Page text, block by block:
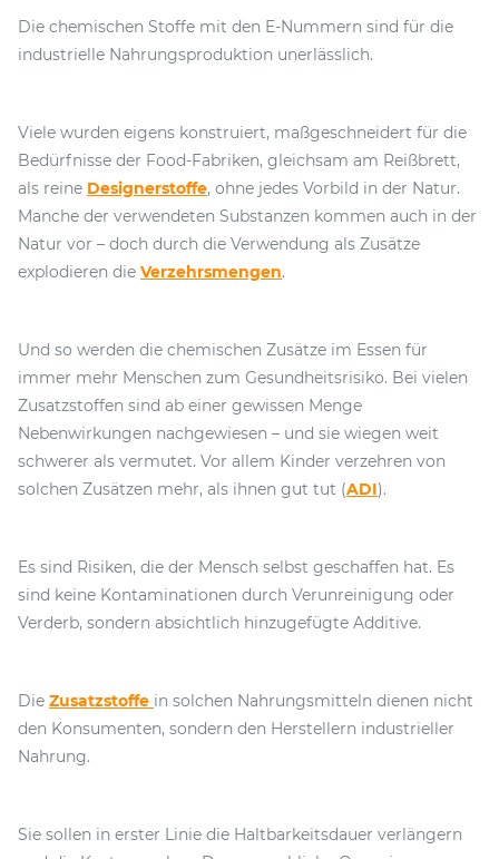
Die chemischen Stoffe mit den E-Nummern sind für die
industrielle Nahrungsproduktion unerlässlich.
Viele wurden eigens konstruiert, maßgeschneidert für die
Bedürfnisse der Food-Fabriken, gleichsam am Reißbrett,
als reine Designerstoffe, ohne jedes Vorbild in der Natur.
Manche der verwendeten Substanzen kommen auch in der
Natur vor – doch durch die Verwendung als Zusätze
explodieren die Verzehrsmengen.
Und so werden die chemischen Zusätze im Essen für
immer mehr Menschen zum Gesundheitsrisiko. Bei vielen
Zusatzstoffen sind ab einer gewissen Menge
Nebenwirkungen nachgewiesen – und sie wiegen weit
schwerer als vermutet. Vor allem Kinder verzehren von
solchen Zusätzen mehr, als ihnen gut tut (ADI).
Es sind Risiken, die der Mensch selbst geschaffen hat. Es
sind keine Kontaminationen durch Verunreinigung oder
Verderb, sondern absichtlich hinzugefügte Additive.
Die Zusatzstoffe in solchen Nahrungsmitteln dienen nicht
den Konsumenten, sondern den Herstellern industrieller
Nahrung.
Sie sollen in erster Linie die Haltbarkeitsdauer verlängern